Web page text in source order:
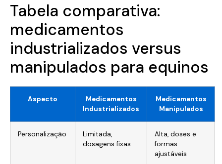
Tabela comparativa:
medicamentos
industrializados versus
manipulados para equinos
Aspecto
Medicamentos
Industrializados
Medicamentos
Manipulados
Personalização
Limitada,
dosagens fixas
Alta, doses e
formas
ajustáveis